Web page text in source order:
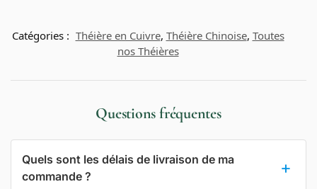
Catégories : Théière en Cuivre, Théière Chinoise, Toutes
nos Théières
Questions fréquentes
Quels sont les délais de livraison de ma
commande ?